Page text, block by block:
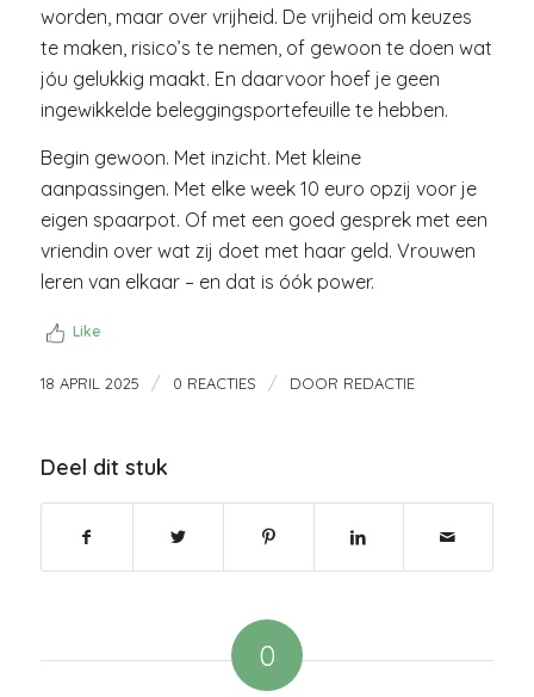
worden, maar over vrijheid. De vrijheid om keuzes
te maken, risico’s te nemen, of gewoon te doen wat
jóu gelukkig maakt. En daarvoor hoef je geen
ingewikkelde beleggingsportefeuille te hebben.
Begin gewoon. Met inzicht. Met kleine
aanpassingen. Met elke week 10 euro opzij voor je
eigen spaarpot. Of met een goed gesprek met een
vriendin over wat zij doet met haar geld. Vrouwen
leren van elkaar – en dat is óók power.
Like
18 APRIL 2025 / 0 REACTIES / DOOR REDACTIE
Deel dit stuk
0